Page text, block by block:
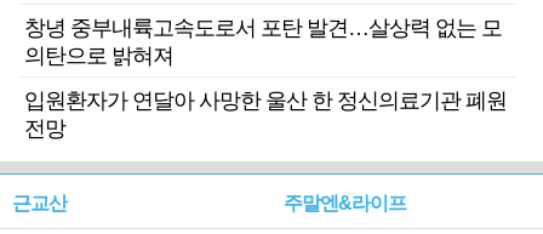
창녕 중부내륙고속도로서 포탄 발견…살상력 없는 모
의탄으로 밝혀져
입원환자가 연달아 사망한 울산 한 정신의료기관 폐원
전망
근교산 주말엔&라이프